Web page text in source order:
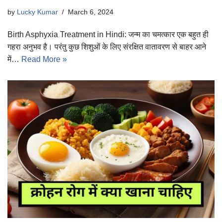
by Lucky Kumar March 6, 2024
Birth Asphyxia Treatment in Hindi: जन्म का चमत्कार एक बहुत ही
गहरा अनुभव है। परंतु कुछ शिशुओं के लिए संरक्षित वातावरण से बाहर आने
में… Read More »